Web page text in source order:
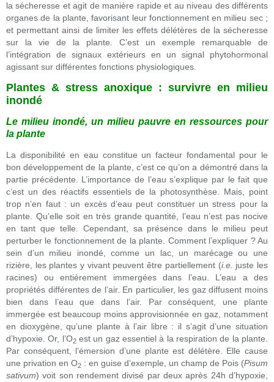
la sécheresse et agit de manière rapide et au niveau des différents
organes de la plante, favorisant leur fonctionnement en milieu sec ;
et permettant ainsi de limiter les effets délétères de la sécheresse
sur la vie de la plante. C’est un exemple remarquable de
l’intégration de signaux extérieurs en un signal phytohormonal
agissant sur différentes fonctions physiologiques.
Plantes & stress anoxique : survivre en milieu
inondé
Le milieu inondé, un milieu pauvre en ressources pour
la plante
La disponibilité en eau constitue un facteur fondamental pour le
bon développement de la plante, c’est ce qu’on a démontré dans la
partie précédente. L’importance de l’eau s’explique par le fait que
c’est un des réactifs essentiels de la photosynthèse. Mais, point
trop n’en faut : un excès d’eau peut constituer un stress pour la
plante. Qu’elle soit en très grande quantité, l’eau n’est pas nocive
en tant que telle. Cependant, sa présence dans le milieu peut
perturber le fonctionnement de la plante. Comment l’expliquer ? Au
sein d’un milieu inondé, comme un lac, un marécage ou une
rizière, les plantes y vivant peuvent être partiellement (i.e. juste les
racines) ou entièrement immergées dans l’eau. L’eau a des
propriétés différentes de l’air. En particulier, les gaz diffusent moins
bien dans l’eau que dans l’air. Par conséquent, une plante
immergée est beaucoup moins approvisionnée en gaz, notamment
en dioxygène, qu’une plante à l’air libre : il s’agit d’une situation
d’hypoxie. Or, l’O2est un gaz essentiel à la respiration de la plante.
Par conséquent, l’émersion d’une plante est délétère. Elle cause
une privation en O2 : en guise d’exemple, un champ de Pois (Pisum
sativum) voit son rendement divisé par deux après 24h d’hypoxie,